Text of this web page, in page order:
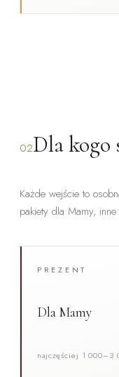
02Dla kogo
Każde wejście to
pakiety dla Mamy,
PREZENT
Dla Mamy
najczęściej 1 000–3